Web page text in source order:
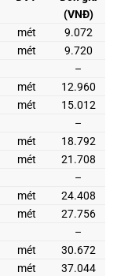
(VNĐ)
mét
9.072
mét
9.720
–
mét
12.960
mét
15.012
–
mét
18.792
mét
21.708
–
mét
24.408
mét
27.756
–
mét
30.672
mét
37.044